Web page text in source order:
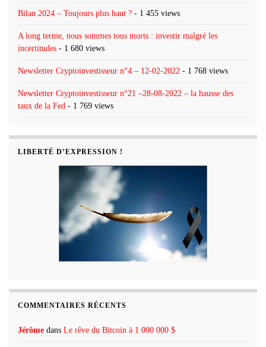
Bilan 2024 – Toujours plus haut ? - 1 455 views
A long terme, nous sommes tous morts : investir malgré les
incertitudes - 1 680 views
Newsletter Cryptoinvestisseur n°4 – 12-02-2022 - 1 768 views
Newsletter Cryptoinvestisseur n°21 –28-08-2022 – la hausse des
taux de la Fed - 1 769 views
LIBERTÉ D’EXPRESSION !
COMMENTAIRES RÉCENTS
Jérôme dans Le rêve du Bitcoin à 1 000 000 $